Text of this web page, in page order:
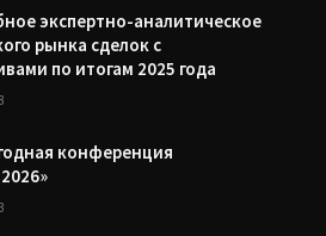
экспертно-аналитическое
рынка сделок с
по итогам 2025 года
конференция